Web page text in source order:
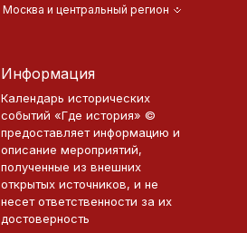
Москва и центральный регион
Информация
Календарь исторических
событий «Где история» ©
предоставляет информацию и
описание мероприятий,
полученные из внешних
открытых источников, и не
несет ответственности за их
достоверность